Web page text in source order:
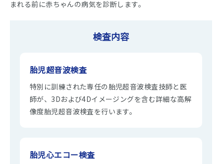
まれる前に赤ちゃんの病気を診断します。
検査内容
胎児超音波検査
特別に訓練された専任の胎児超音波検査技師と医
師が、3Dおよび4Dイメージングを含む詳細な高解
像度胎児超音波検査を行います。
胎児心エコー検査